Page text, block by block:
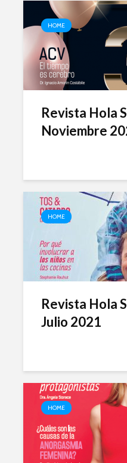
HOME
Revista Hola
Noviembre
HOME
Revista Hola
Julio 2021
HOME